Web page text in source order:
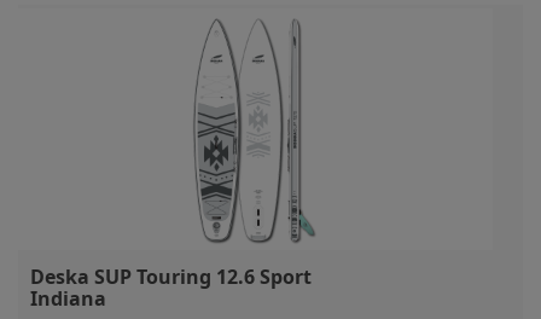
Deska SUP Touring 12.6 Sport
Indiana